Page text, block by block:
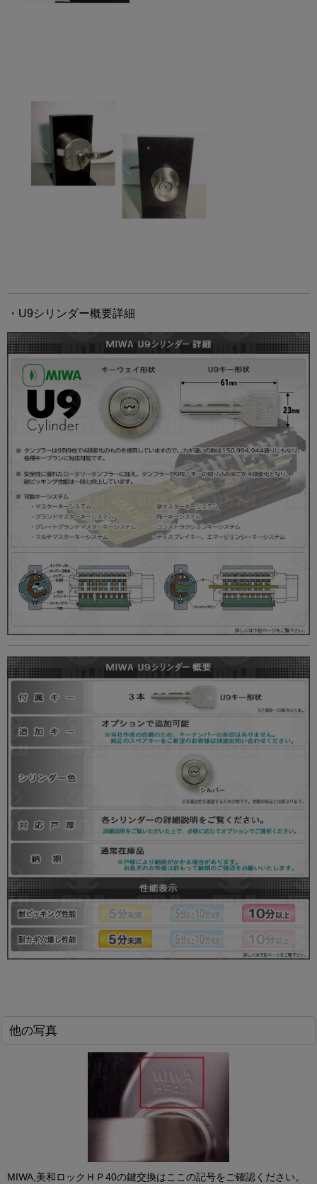
・U9シリンダー概要詳細
他の写真
MIWA,美和ロックＨＰ40の鍵交換はここの記号をご確認ください。